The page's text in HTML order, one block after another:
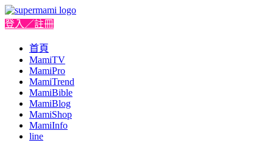
登入／註冊
首頁
MamiTV
MamiPro
MamiTrend
MamiBible
MamiBlog
MamiShop
MamiInfo
line